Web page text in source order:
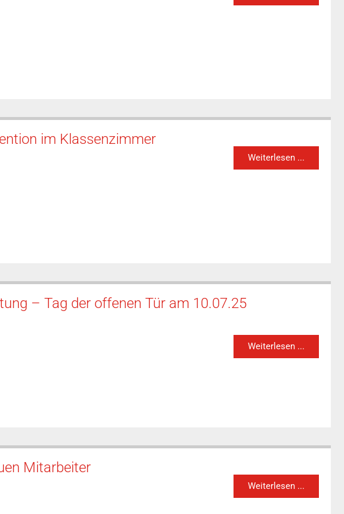
im Klassenzimmer
Weiterlesen ...
– Tag der offenen Tür am 10.07.25
Weiterlesen ...
Mitarbeiter
Weiterlesen ...